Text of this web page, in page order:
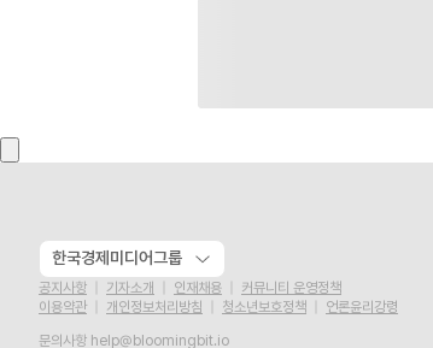
한국경제미디어그룹
공지사항 기자소개 인재채용
커뮤니티 운영정책
이용약관
개인정보처리방침 청소년보호정책
언론윤리강령
문의사항 help@bloomingbit.io